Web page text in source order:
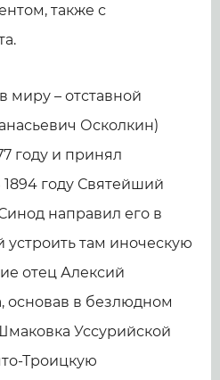
также с
миру – отставной
Осколкин)
году и принял
году Святейший
направил его в
там иноческую
отец Алексий
основав в безлюдном
Уссурийской
Троицкую